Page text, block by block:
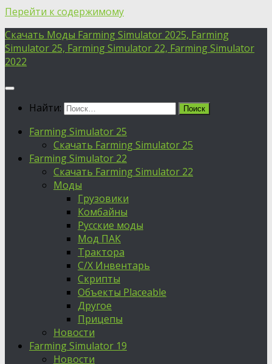
Перейти к содержимому
Скачать Моды Farming Simulator 2025, Farming
Simulator 25, Farming Simulator 22, Farming Simulator
2022
Найти:
Farming Simulator 25
Скачать Farming Simulator 25
Farming Simulator 22
Скачать Farming Simulator 22
Моды
Грузовики
Комбайны
Русские моды
Мод ПАК
Трактора
С/Х Инвентарь
Скрипты
Объекты Placeable
Другое
Прицепы
Новости
Farming Simulator 19
Новости